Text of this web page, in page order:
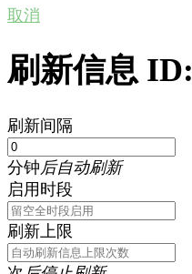
取消
刷新信息 ID:
刷新间隔
分钟后自动刷新
启用时段
刷新上限